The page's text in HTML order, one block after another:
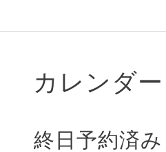
カレンダー
終日予約済み